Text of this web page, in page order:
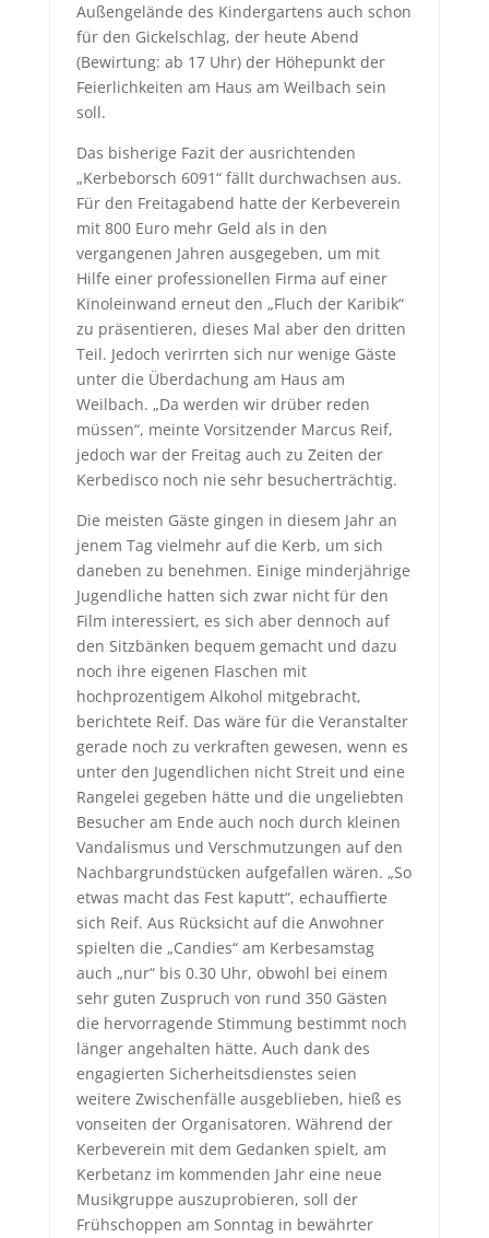
Außengelände des Kindergartens auch schon
für den Gickelschlag, der heute Abend
(Bewirtung: ab 17 Uhr) der Höhepunkt der
Feierlichkeiten am Haus am Weilbach sein
soll.
Das bisherige Fazit der ausrichtenden
„Kerbeborsch 6091“ fällt durchwachsen aus.
Für den Freitagabend hatte der Kerbeverein
mit 800 Euro mehr Geld als in den
vergangenen Jahren ausgegeben, um mit
Hilfe einer professionellen Firma auf einer
Kinoleinwand erneut den „Fluch der Karibik“
zu präsentieren, dieses Mal aber den dritten
Teil. Jedoch verirrten sich nur wenige Gäste
unter die Überdachung am Haus am
Weilbach. „Da werden wir drüber reden
müssen“, meinte Vorsitzender Marcus Reif,
jedoch war der Freitag auch zu Zeiten der
Kerbedisco noch nie sehr besucherträchtig.
Die meisten Gäste gingen in diesem Jahr an
jenem Tag vielmehr auf die Kerb, um sich
daneben zu benehmen. Einige minderjährige
Jugendliche hatten sich zwar nicht für den
Film interessiert, es sich aber dennoch auf
den Sitzbänken bequem gemacht und dazu
noch ihre eigenen Flaschen mit
hochprozentigem Alkohol mitgebracht,
berichtete Reif. Das wäre für die Veranstalter
gerade noch zu verkraften gewesen, wenn es
unter den Jugendlichen nicht Streit und eine
Rangelei gegeben hätte und die ungeliebten
Besucher am Ende auch noch durch kleinen
Vandalismus und Verschmutzungen auf den
Nachbargrundstücken aufgefallen wären. „So
etwas macht das Fest kaputt“, echauffierte
sich Reif. Aus Rücksicht auf die Anwohner
spielten die „Candies“ am Kerbesamstag
auch „nur“ bis 0.30 Uhr, obwohl bei einem
sehr guten Zuspruch von rund 350 Gästen
die hervorragende Stimmung bestimmt noch
länger angehalten hätte. Auch dank des
engagierten Sicherheitsdienstes seien
weitere Zwischenfälle ausgeblieben, hieß es
vonseiten der Organisatoren. Während der
Kerbeverein mit dem Gedanken spielt, am
Kerbetanz im kommenden Jahr eine neue
Musikgruppe auszuprobieren, soll der
Frühschoppen am Sonntag in bewährter